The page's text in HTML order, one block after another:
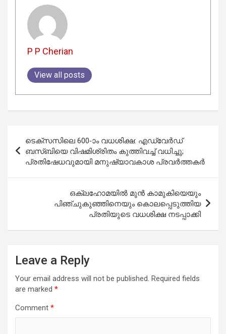
P P Cherian
View all posts
navigation
ടെക്സസിലെ 600-ാം വധശിക്ഷ: എഡ്വേർഡ്
ബസ്ബിയെ വിഷമിശ്രിതം കുത്തിവച്ച് വധിച്ചു;
പ്രതിഷേധവുമായി മനുഷ്യാവകാശ പ്രവർത്തകർ
ഒക്ലഹോമയിൽ മുൻ കാമുകിയെയും
പിഞ്ചുകുഞ്ഞിനെയും കൊലപ്പെടുത്തിയ
പ്രതിയുടെ വധശിക്ഷ നടപ്പാക്കി
Leave a Reply
Your email address will not be published. Required fields
are marked *
Comment *